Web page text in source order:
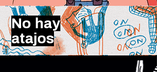
No hay
atajos